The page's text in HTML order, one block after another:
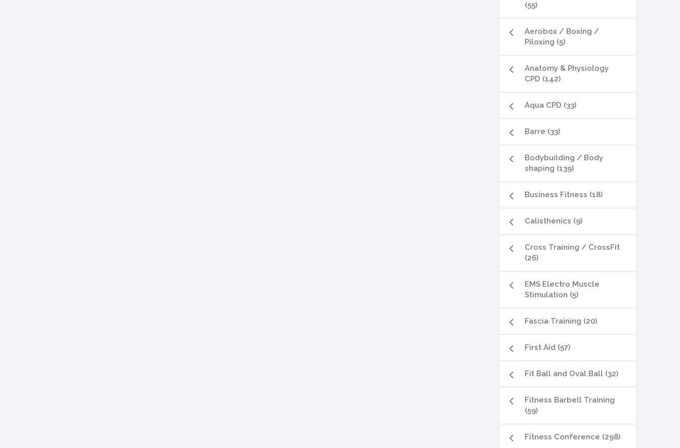
(55)
Aerobox / Boxing /
Piloxing (5)
Anatomy & Physiology
CPD (142)
Aqua CPD (33)
Barre (33)
Bodybuilding / Body
shaping (139)
Business Fitness (18)
Calisthenics (9)
Cross Training / CrossFit
(26)
EMS Electro Muscle
Stimulation (5)
Fascia Training (20)
First Aid (57)
Fit Ball and Oval Ball (32)
Fitness Barbell Training
(59)
Fitness Conference (298)